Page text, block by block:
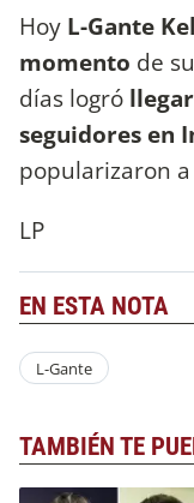
Hoy L-Gante
momento de
días logró
seguidores en
popularizaron
LP
EN ESTA NOTA
L-Gante
TAMBIÉN TE